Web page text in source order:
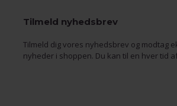
Tilmeld nyhedsbrev
Tilmeld dig vores nyhedsbrev og modtag
nyheder i shoppen. Du kan til en hver tid